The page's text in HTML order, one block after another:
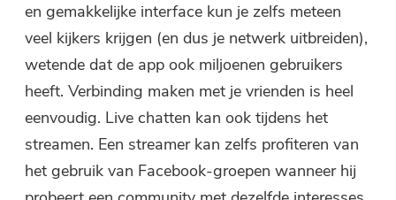
en gemakkelijke interface kun je zelfs meteen
veel kijkers krijgen (en dus je netwerk uitbreiden),
wetende dat de app ook miljoenen gebruikers
heeft. Verbinding maken met je vrienden is heel
eenvoudig. Live chatten kan ook tijdens het
streamen. Een streamer kan zelfs profiteren van
het gebruik van Facebook-groepen wanneer hij